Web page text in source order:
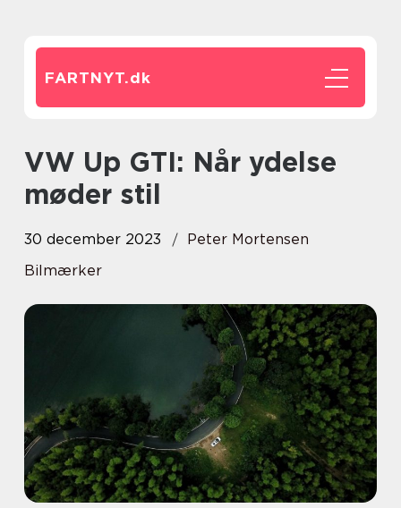
FARTNYT.dk
VW Up GTI: Når ydelse
møder stil
30 december 2023
Peter Mortensen
Bilmærker